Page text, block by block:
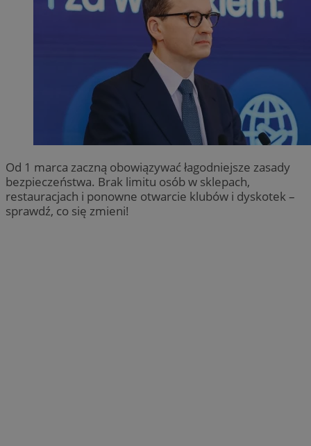
Od 1 marca zaczną obowiązywać łagodniejsze zasady
bezpieczeństwa. Brak limitu osób w sklepach,
restauracjach i ponowne otwarcie klubów i dyskotek –
sprawdź, co się zmieni!